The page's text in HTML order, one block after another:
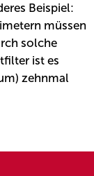
Beispiel:
müssen
solche
ist es
zehnmal